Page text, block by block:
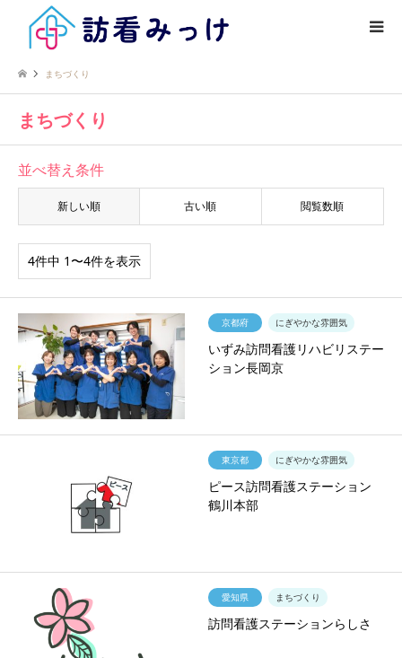
まちづくり
まちづくり
並べ替え条件
新しい順 古い順 閲覧数順
4件中 1〜4件を表示
京都府 にぎやかな雰囲気
いずみ訪問看護リハビリステー
ション長岡京
東京都 にぎやかな雰囲気
ピース訪問看護ステーション
鶴川本部
愛知県 まちづくり
訪問看護ステーションらしさ